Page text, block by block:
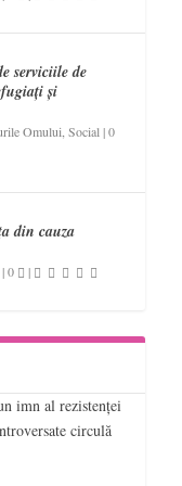
serviciile de
și
Omului ,Social |0
din cauza
|0 |